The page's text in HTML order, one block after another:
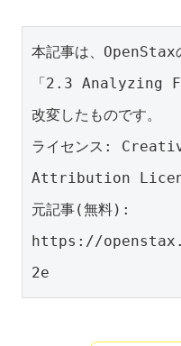
本記事は、
「2.3 Analyzing
改変したものです。
ライセンス:
Attribution
元記事(無料):
https://
2e